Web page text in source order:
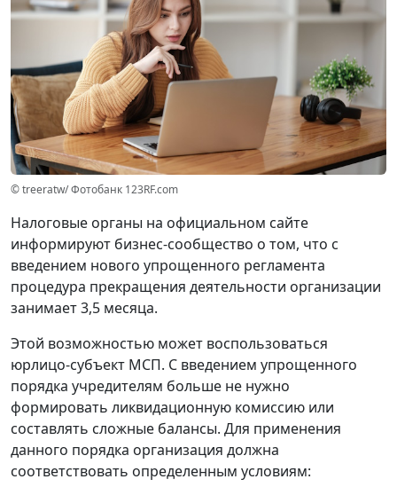
© treeratw/ Фотобанк 123RF.com
Налоговые органы на официальном сайте
информируют бизнес-сообщество о том, что с
введением нового упрощенного регламента
процедура прекращения деятельности организации
занимает 3,5 месяца.
Этой возможностью может воспользоваться
юрлицо-субъект МСП. С введением упрощенного
порядка учредителям больше не нужно
формировать ликвидационную комиссию или
составлять сложные балансы. Для применения
данного порядка организация должна
соответствовать определенным условиям: